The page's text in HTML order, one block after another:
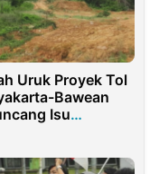
Uruk Proyek Tol
Bawean
Isu